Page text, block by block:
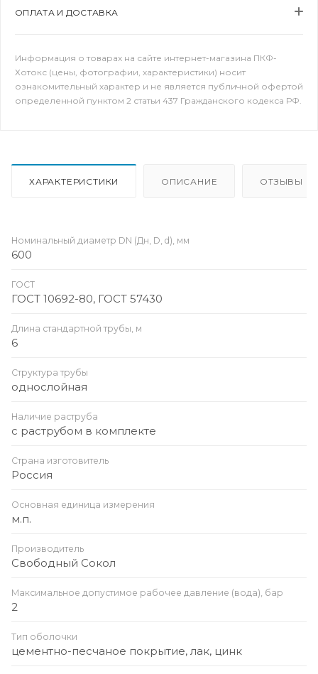
ОПЛАТА И ДОСТАВКА
Информация о товарах на сайте интернет-магазина ПКФ-
Хотокс (цены, фотографии, характеристики) носит
ознакомительный характер и не является публичной офертой
определенной пунктом 2 статьи 437 Гражданского кодекса РФ.
ХАРАКТЕРИСТИКИ ОПИСАНИЕ ОТЗЫВЫ
Номинальный диаметр DN (Дн, D, d), мм
600
ГОСТ
ГОСТ 10692-80, ГОСТ 57430
Длина стандартной трубы, м
6
Структура трубы
однослойная
Наличие раструба
с раструбом в комплекте
Страна изготовитель
Россия
Основная единица измерения
м.п.
Производитель
Свободный Сокол
Максимальное допустимое рабочее давление (вода), бар
2
Тип оболочки
цементно-песчаное покрытие, лак, цинк